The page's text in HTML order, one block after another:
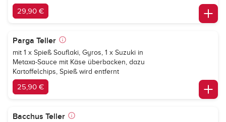
29,90 €
Parga Teller
mit 1 x Spieß Souflaki, Gyros, 1 x Suzuki in
Metaxa-Sauce mit Käse überbacken, dazu
Kartoffelchips, Spieß wird entfernt
25,90 €
Bacchus Teller